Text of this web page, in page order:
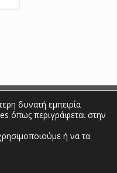
Πολιτική Απορρήτου
by
δυνατή εμπειρία
όπως περιγράφεται στην
ή να τα